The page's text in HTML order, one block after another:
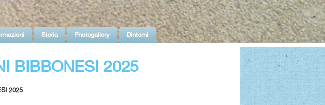
Storia Photogallery Dintorni
BIBBONESI 2025
2025